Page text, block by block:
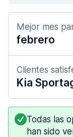
Mejor mes
febrero
Clientes
Kia
Todas las
han sido